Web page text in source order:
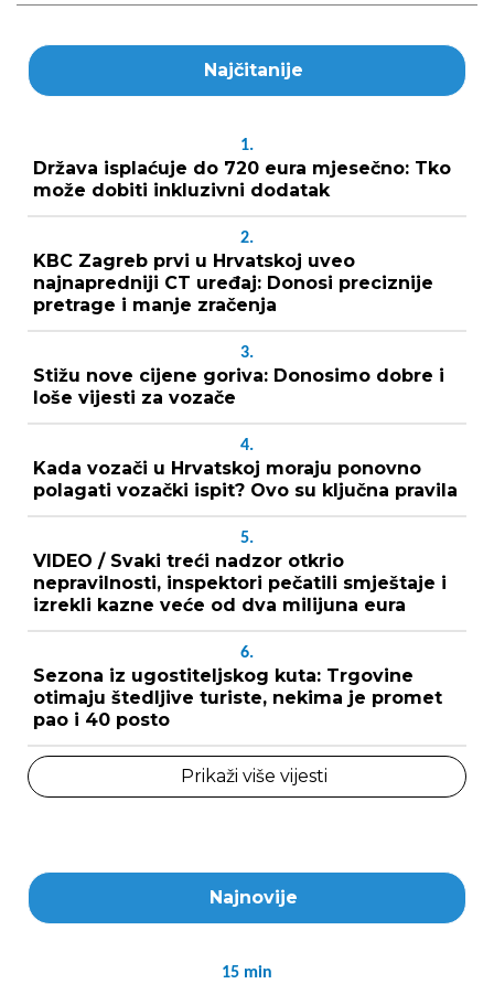
Najčitanije
1.
Država isplaćuje do 720 eura mjesečno: Tko
može dobiti inkluzivni dodatak
2.
KBC Zagreb prvi u Hrvatskoj uveo
najnapredniji CT uređaj: Donosi preciznije
pretrage i manje zračenja
3.
Stižu nove cijene goriva: Donosimo dobre i
loše vijesti za vozače
4.
Kada vozači u Hrvatskoj moraju ponovno
polagati vozački ispit? Ovo su ključna pravila
5.
VIDEO / Svaki treći nadzor otkrio
nepravilnosti, inspektori pečatili smještaje i
izrekli kazne veće od dva milijuna eura
6.
Sezona iz ugostiteljskog kuta: Trgovine
otimaju štedljive turiste, nekima je promet
pao i 40 posto
Prikaži više vijesti
Najnovije
15 min